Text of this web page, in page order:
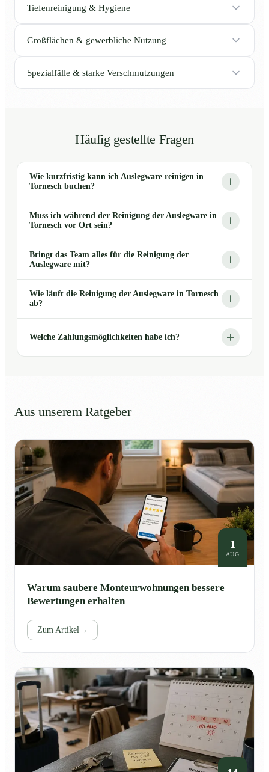
Tiefenreinigung & Hygiene
Großflächen & gewerbliche Nutzung
Spezialfälle & starke Verschmutzungen
Häufig gestellte Fragen
Wie kurzfristig kann ich Auslegware reinigen in
Tornesch buchen?
Muss ich während der Reinigung der Auslegware in
Tornesch vor Ort sein?
Bringt das Team alles für die Reinigung der
Auslegware mit?
Wie läuft die Reinigung der Auslegware in Tornesch
ab?
Welche Zahlungsmöglichkeiten habe ich?
Aus unserem Ratgeber
1
AUG
Warum saubere Monteurwohnungen bessere
Bewertungen erhalten
Zum Artikel→